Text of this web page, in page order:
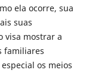
ela ocorre, sua
suas
visa mostrar a
familiares
os meios